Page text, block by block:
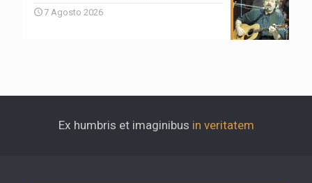
7 Agosto 2026
Ex humbris et imaginibus in veritatem